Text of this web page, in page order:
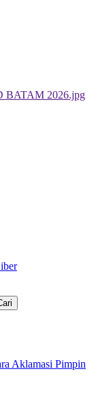
Aklamasi Pimpin